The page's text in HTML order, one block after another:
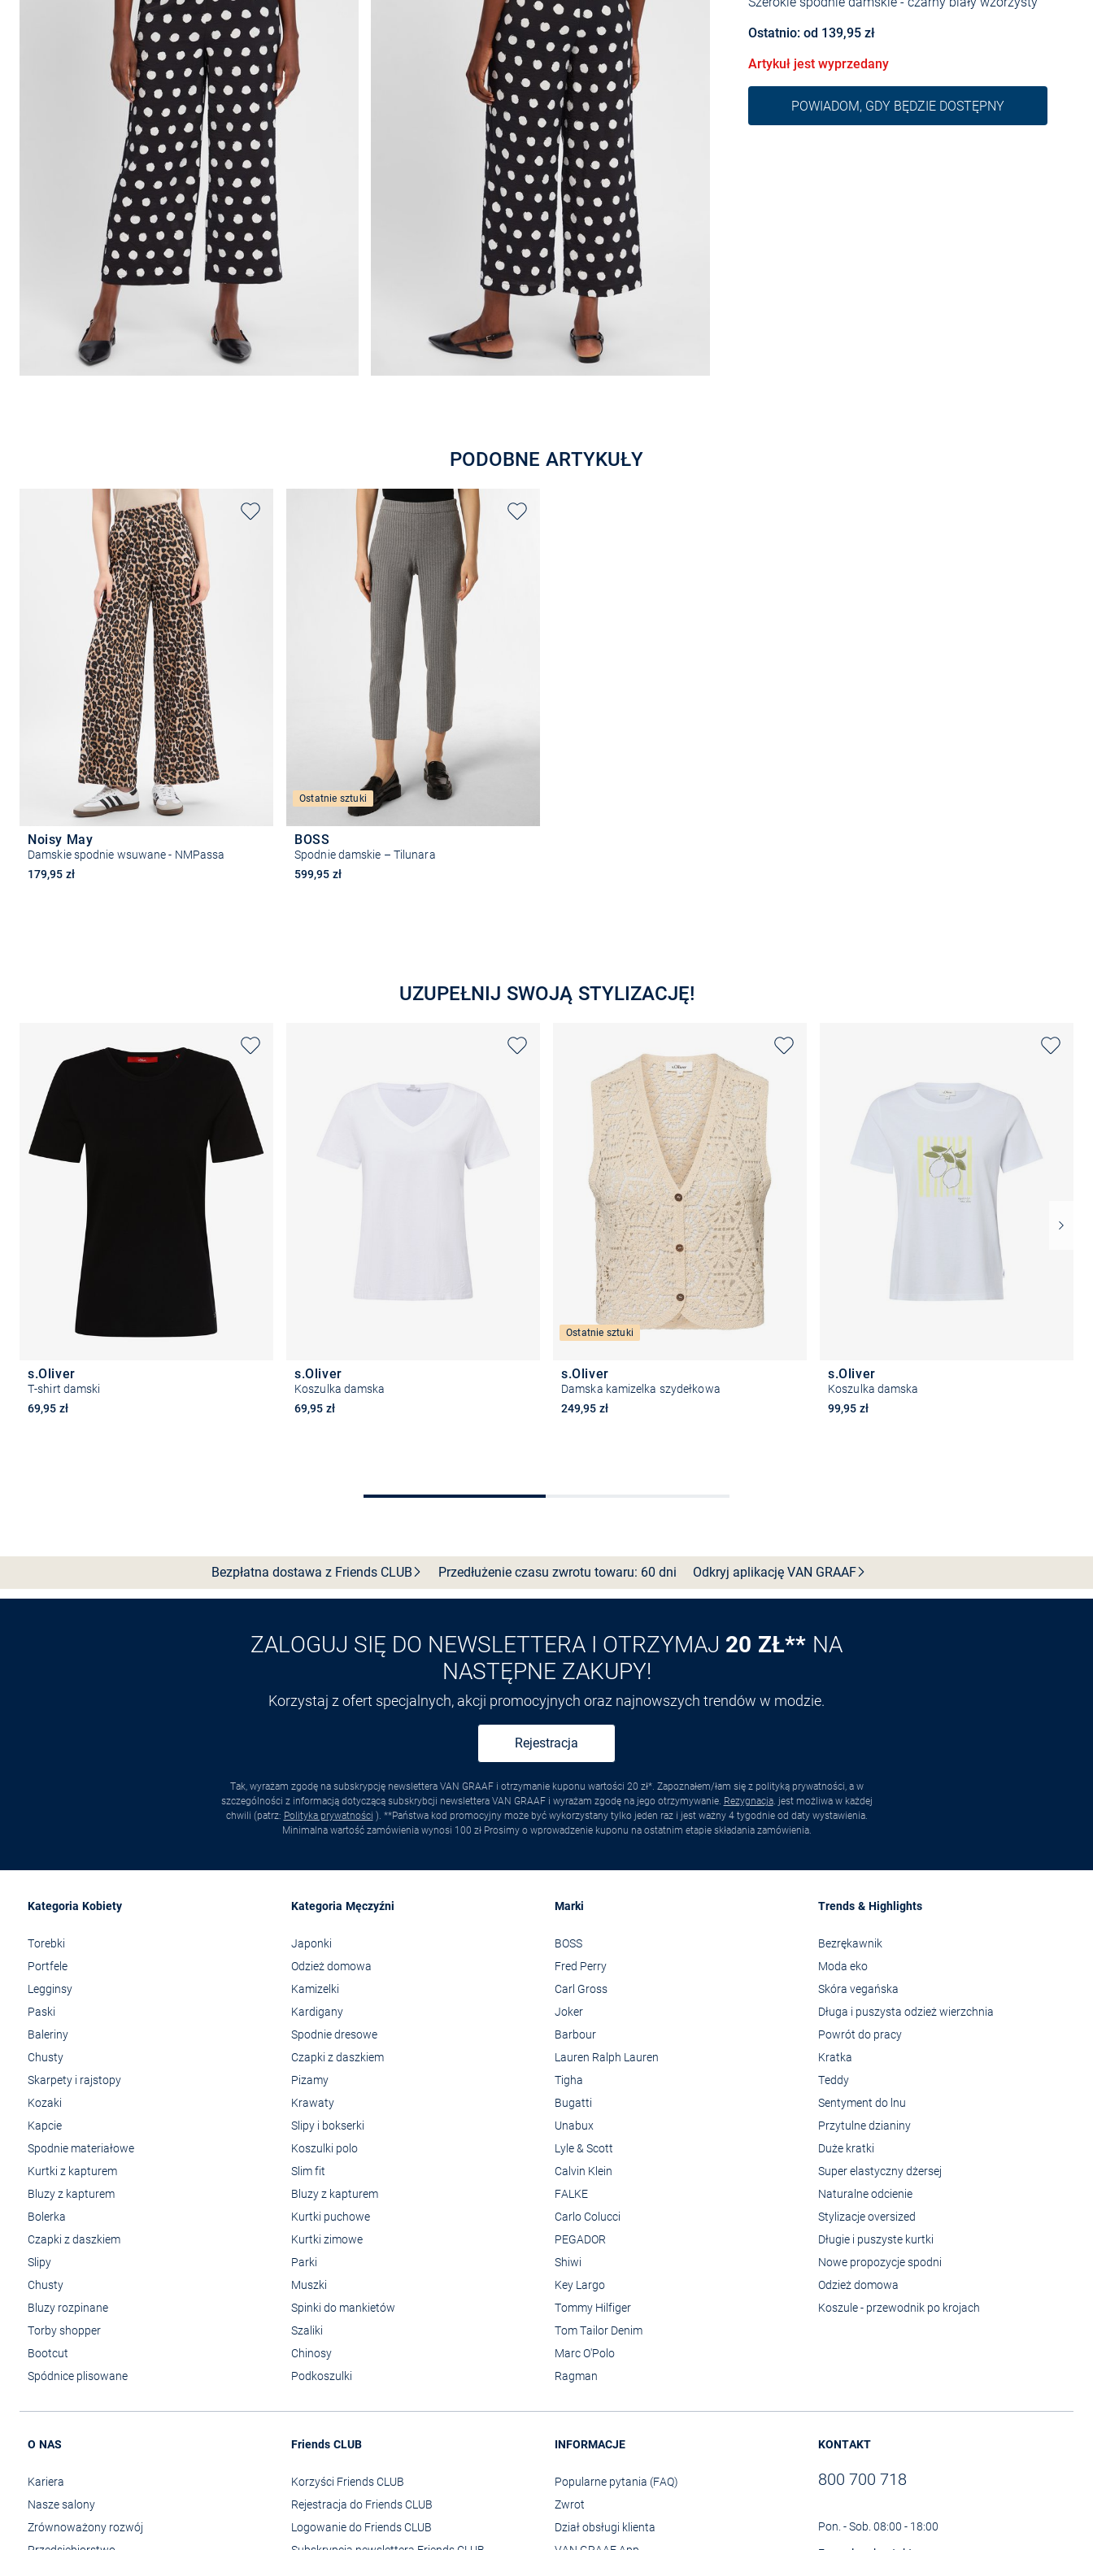
Ostatnio: od 139,95 zł
Artykuł jest wyprzedany
POWIADOM, GDY BĘDZIE DOSTĘPNY
PODOBNE ARTYKUŁY
Noisy May
Damskie spodnie wsuwane - NMPassa
179,95 zł
Ostatnie sztuki
BOSS
Spodnie damskie – Tilunara
599,95 zł
UZUPEŁNIJ SWOJĄ STYLIZACJĘ!
s.Oliver
T-shirt damski
69,95 zł
s.Oliver
Koszulka damska
69,95 zł
Wybierz rozmiar
Ostatnie sztuki
s.Oliver
Damska kamizelka szydełkowa
249,95 zł
s.Oliver
Koszulka damska
99,95 zł
Bezpłatna dostawa z FriendsCLUB Przedłużenie czasu zwrotu towaru: 60 dni Odkryj aplikację VAN GRAAF
ZALOGUJ SIĘ DO NEWSLETTERA I OTRZYMAJ 20 ZŁ** NA
NASTĘPNE ZAKUPY!
Korzystaj z ofert specjalnych, akcji promocyjnych oraz najnowszych trendów w modzie.
Rejestracja
Tak, wyrażam zgodę na subskrypcję newslettera VAN GRAAF i otrzymanie kuponu wartości 20 zł*. Zapoznałem/łam się z polityką prywatności, a w
szczególności z informacją dotyczącą subskrybcji newslettera VAN GRAAF i wyrażam zgodę na jego otrzymywanie. Rezygnacja. jest możliwa w każdej
chwili (patrz: Polityka prywatności ). **Państwa kod promocyjny może być wykorzystany tylko jeden raz i jest ważny 4 tygodnie od daty wystawienia.
Minimalna wartość zamówienia wynosi 100 zł Prosimy o wprowadzenie kuponu na ostatnim etapie składania zamówienia.
Kategoria Kobiety
Torebki
Portfele
Legginsy
Paski
Baleriny
Chusty
Skarpety i rajstopy
Kozaki
Kapcie
Spodnie materiałowe
Kurtki z kapturem
Bluzy z kapturem
Bolerka
Czapki z daszkiem
Slipy
Chusty
Bluzy rozpinane
Torby shopper
Bootcut
Spódnice plisowane
Kategoria Męczyźni
Japonki
Odzież domowa
Kamizelki
Kardigany
Spodnie dresowe
Czapki z daszkiem
Pizamy
Krawaty
Slipy i bokserki
Koszulki polo
Slim fit
Bluzy z kapturem
Kurtki puchowe
Kurtki zimowe
Parki
Muszki
Spinki do mankietów
Szaliki
Chinosy
Podkoszulki
Marki
BOSS
Fred Perry
Carl Gross
Joker
Barbour
Lauren Ralph Lauren
Tigha
Bugatti
Unabux
Lyle & Scott
Calvin Klein
FALKE
Carlo Colucci
PEGADOR
Shiwi
Key Largo
Tommy Hilfiger
Tom Tailor Denim
Marc O'Polo
Ragman
Trends & Highlights
Bezrękawnik
Moda eko
Skóra vegańska
Długa i puszysta odzież wierzchnia
Powrót do pracy
Kratka
Teddy
Sentyment do lnu
Przytulne dzianiny
Duże kratki
Super elastyczny dżersej
Naturalne odcienie
Stylizacje oversized
Długie i puszyste kurtki
Nowe propozycje spodni
Odzież domowa
Koszule - przewodnik po krojach
O NAS
Kariera
Nasze salony
Zrównoważony rozwój
Friends CLUB
Korzyści Friends CLUB
Rejestracja do Friends CLUB
Logowanie do Friends CLUB
INFORMACJE
Popularne pytania (FAQ)
Zwrot
Dział obsługi klienta
KONTAKT
800 700 718
Pon. - Sob. 08:00 - 18:00